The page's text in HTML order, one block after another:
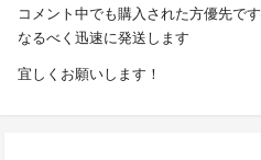
コメント中でも購入された方優先です
なるべく迅速に発送します
宜しくお願いします！